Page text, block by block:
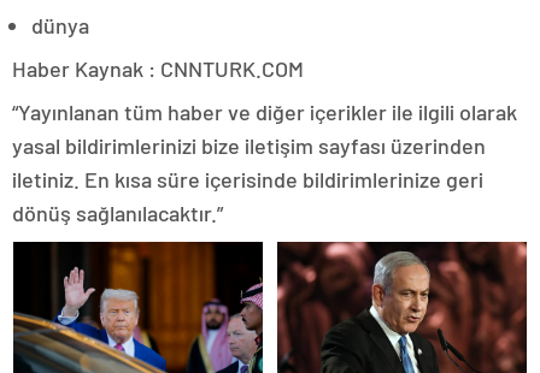
dünya
Haber Kaynak : CNNTURK.COM
“Yayınlanan tüm haber ve diğer içerikler ile ilgili olarak
yasal bildirimlerinizi bize iletişim sayfası üzerinden
iletiniz. En kısa süre içerisinde bildirimlerinize geri
dönüş sağlanılacaktır.”